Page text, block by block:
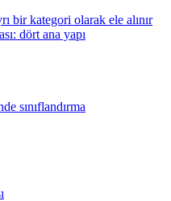
bir kategori olarak ele alınır
dört ana yapı
sınıflandırma